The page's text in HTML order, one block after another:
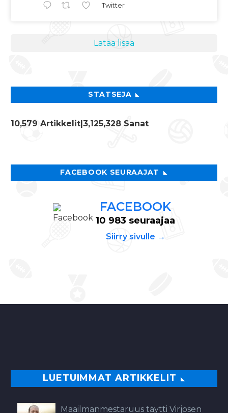
Twitter
Lataa lisää
STATSEJA
10,579 Artikkelit|3,125,328 Sanat
FACEBOOK SEURAAJAT
FACEBOOK
10 983 seuraajaa
Siirry sivulle →
LUETUIMMAT ARTIKKELIT
Maailmanmestaruus täytti Virjosen